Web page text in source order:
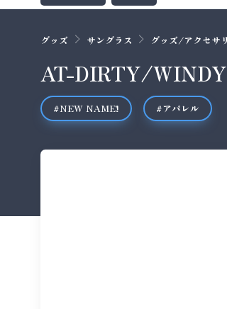
グッズ サングラス グッズ/アクセサ
AT-DIRTY/
#NEW NAME! #アパレル